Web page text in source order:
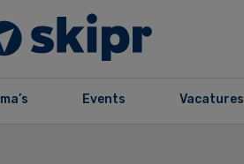
Events Vacatures